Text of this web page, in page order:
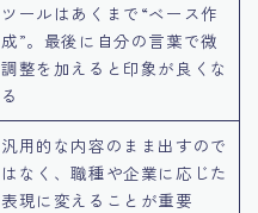
ツールはあくまで“ベース作
成”。最後に自分の言葉で微
調整を加えると印象が良くな
る
汎用的な内容のまま出すので
はなく、職種や企業に応じた
表現に変えることが重要